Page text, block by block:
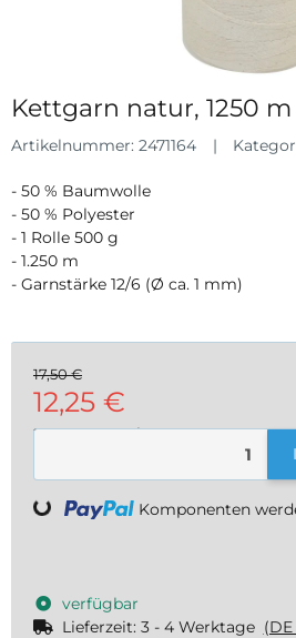
Kettgarn natur, 1250
Artikelnummer: 2471164
- 50 % Baumwolle
- 50 % Polyester
- 1 Rolle 500 g
- 1.250 m
- Garnstärke 12/6 (Ø ca. 1 mm)
17,50 €
12,25 €
24,50 € pro 1 kg
Versand
Loading... Komponenten
verfügbar
Lieferzeit: 3 - 4 Werktage